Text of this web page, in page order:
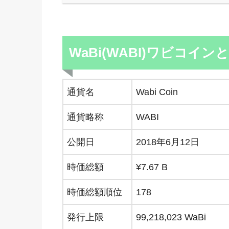
WaBi(WABI)ワビコイン
通貨名 Wabi Coin
通貨略称 WABI
公開日 2018年6月12日
時価総額 ¥7.67 B
時価総額順位 178
発行上限 99,218,023 WaBi